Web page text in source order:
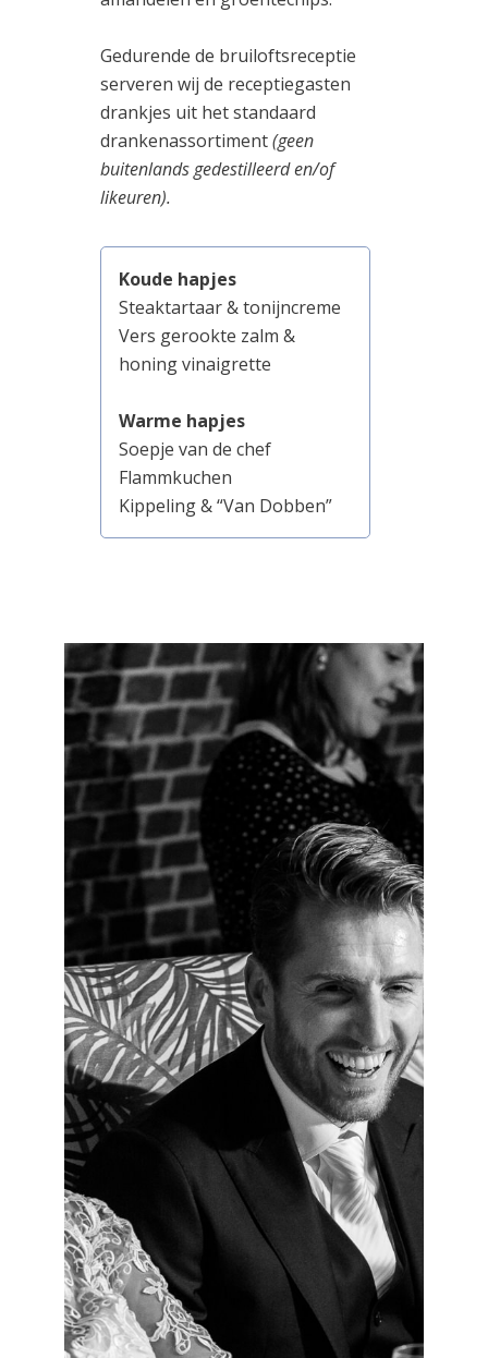
Gedurende de bruiloftsreceptie
serveren wij de receptiegasten
drankjes uit het standaard
drankenassortiment(geen
buitenlands gedestilleerd en/of
likeuren).
Koude hapjes
Steaktartaar & tonijncreme
Vers gerookte zalm &
honing vinaigrette
Warme hapjes
Soepje van de chef
Flammkuchen
Kippeling & “Van Dobben”